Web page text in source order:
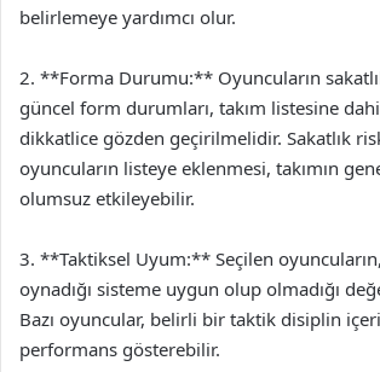
belirlemeye yardımcı olur.
2. **Forma Durumu:** Oyuncuların
güncel form durumları, takım listesine
dikkatlice gözden geçirilmelidir. Sakatlık
oyuncuların listeye eklenmesi, takımın
olumsuz etkileyebilir.
3. **Taktiksel Uyum:** Seçilen oyuncuların,
oynadığı sisteme uygun olup olmadığı
Bazı oyuncular, belirli bir taktik disiplin
performans gösterebilir.